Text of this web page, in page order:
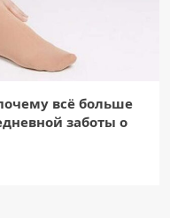
всё больше
заботы о